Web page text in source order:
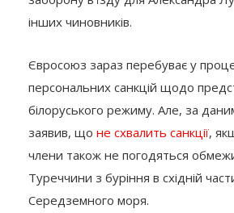
інших чиновників.
Євросоюз зараз перебуває у
персональних санкцій щодо
білоруського режиму. Але, за
заявив, що не схвалить санкції,
члени також не погодяться
Туреччини з буріння в східній
Середземного моря.